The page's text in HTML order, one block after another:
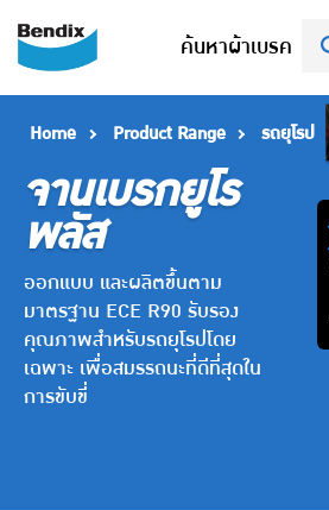
ค้นหาผ้าเบรค
Home Product Range รถยุโรป
จานเบรกยูโร
พลัส
ออกแบบ และผลิตขึ้นตาม
มาตรฐาน ECE R90 รับรอง
คุณภาพสำหรับรถยุโรปโดย
เฉพาะ เพื่อสมรรถนะที่ดีที่สุดใน
การขับขี่